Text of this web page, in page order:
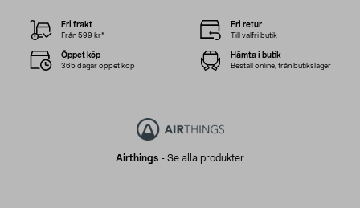
Airthings - Se alla produkter
Fri frakt
Från 599 kr*
Fri retur
Till valfri butik
Öppet köp
365 dagar öppet köp
Hämta i butik
Beställ online, från butikslager